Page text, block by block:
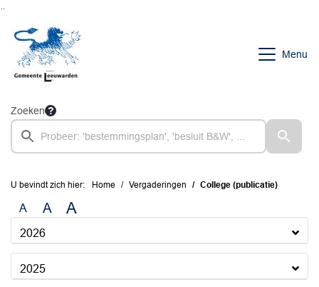
Menu
Zoeken
U bevindt zich hier: Home Vergaderingen College (publicatie)
A A A
2026
2025